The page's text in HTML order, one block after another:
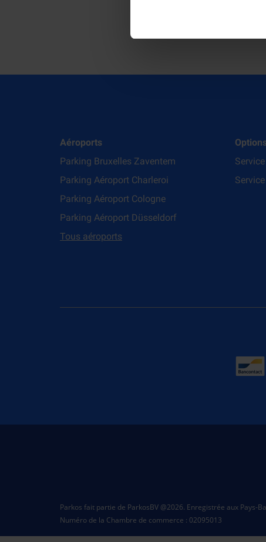
Aéroports
Parking Bruxelles Zaventem
Parking Aéroport Charleroi
Parking Aéroport Cologne
Parking Aéroport Düsseldorf
Tous aéroports
Parkos fait partie de ParkosBV @2026. Enregistrée aux Pays-
Numéro de la Chambre de commerce : 02095013